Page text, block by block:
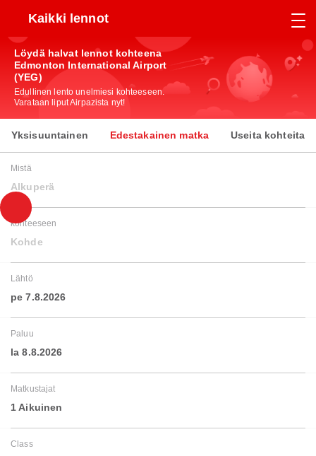
Kaikki lennot
Löydä halvat lennot kohteena
Edmonton International Airport
(YEG)
Edullinen lento unelmiesi kohteeseen.
Varataan liput Airpazista nyt!
Yksisuuntainen Edestakainen matka Useita kohteita
Mistä
Alkuperä
kohteeseen
Kohde
Lähtö
pe 7.8.2026
Paluu
la 8.8.2026
Matkustajat
1 Aikuinen
Class